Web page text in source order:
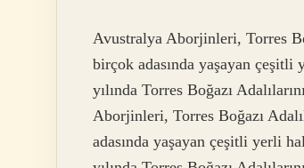
Avustralya Aborjinleri, Torres
birçok adasında yaşayan
yılında Torres Boğazı
Aborjinleri, Torres Boğazı
adasında yaşayan çeşitli yerli